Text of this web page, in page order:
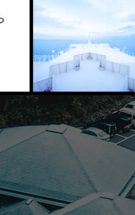
HPサ
した